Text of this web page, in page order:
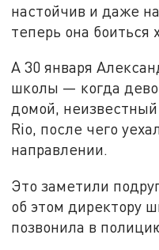
настойчив и даже
теперь она боиться
А 30 января
школы — когда
домой,
Rio, после чего
направлении.
Это заметили
об этом директору
позвонила в